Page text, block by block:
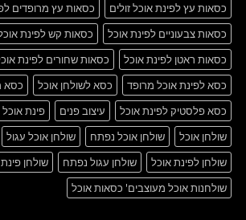
כסאות עץ לפינת אוכל זולים
כסאות עץ מרופדים
כסאות צבעוניים לפינת אוכל
כסאות קש לפינת
כסאות ראטן לפינת אוכל
כסאות שחורים לפינת
כסא לפינת אוכל מרופד
כסא לשולחן אוכל
כסא
כסא פלסטיק לפינת אוכל
עיצוב פנים פינת אוכל
שולחן אוכל
שולחן אוכל נפתח שולחן אוכל עגול
שולחן לפינת אוכל
שולחן עגול נפתח
שולחן
שולחנות אוכל מעוצבים' כסאות אוכל